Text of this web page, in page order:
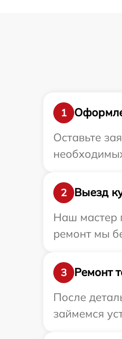
1
Оставьте
2
Выезд
Наш мастер
ремонт мы
3
Ремонт
После
займемся